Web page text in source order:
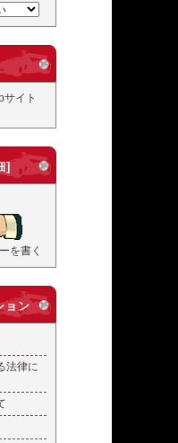
サイト
]
を書く
ョン
法律に